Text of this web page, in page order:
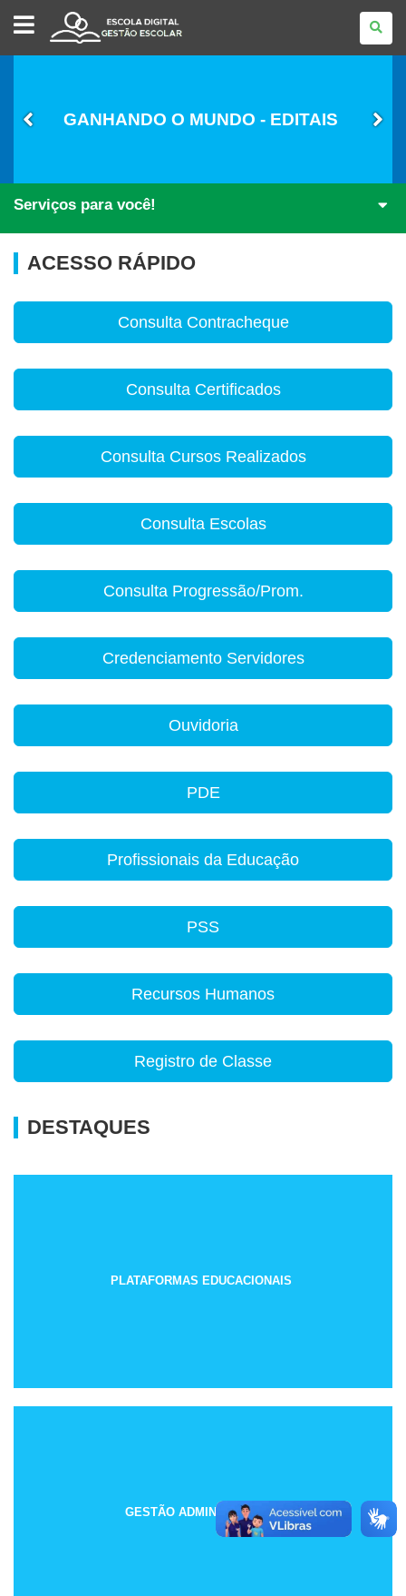
GESTÃO
ESCOLAR
GANHANDO O MUNDO - EDITAIS
Serviços para você!
ACESSO RÁPIDO
Consulta Contracheque
Consulta Certificados
Consulta Cursos Realizados
Consulta Escolas
Consulta Progressão/Prom.
Credenciamento Servidores
Ouvidoria
PDE
Profissionais da Educação
PSS
Recursos Humanos
Registro de Classe
DESTAQUES
PLATAFORMAS EDUCACIONAIS
GESTÃO ADMINISTRATIVA